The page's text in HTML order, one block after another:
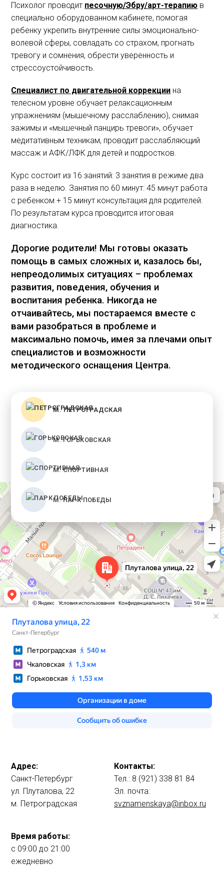
Психолог проводит песочную/Эбру/арт-терапию в
специально оборудованном кабинете, помогая
ребенку укрепить внутренние силы эмоционально-
волевой сферы, совладать со страхом, прогнать
тревогу и сомнения, обрести уверенность и
стрессоустойчивость.
Специалист по двигательной коррекции на
телесном уровне обучает релаксационным
упражнениям (мышечному расслаблению), снимая
зажимы и «мышечный панцирь тревоги», обучает
медитативным техникам, проводит расслабляющий
массаж и АФК/ЛФК для детей и подростков.
Курс состоит из 16 занятий: 3 занятия в режиме два
раза в неделю. Занятия по 60 минут: 45 минут работа
с ребенком + 15 минут консультация для родителей.
По результатам курса проводится итоговая
диагностика.
Дорогие родители! Мы готовы оказать
помощь в самых сложных и, казалось бы,
непреодолимых ситуациях – проблемах
развития, поведения, обучения и
воспитания ребенка. Никогда не
отчаивайтесь, мы постараемся вместе с
вами разобраться в проблеме и
максимально помочь, имея за плечами опыт
специалистов и возможности
методического оснащения Центра.
М. ПЕТРОГРАДСКАЯ
М. ГОРЬКОВСКАЯ
М. СПОРТИВНАЯ
М. ПАРК ПОБЕДЫ
Адрес:
Санкт-Петербург
ул. Плуталова, 22
м. Петроградская
Контакты:
Тел.: 8 (921) 338 81 84
Эл. почта:
svznamenskaya@inbox.ru
Время работы:
с 09:00 до 21:00
ежедневно